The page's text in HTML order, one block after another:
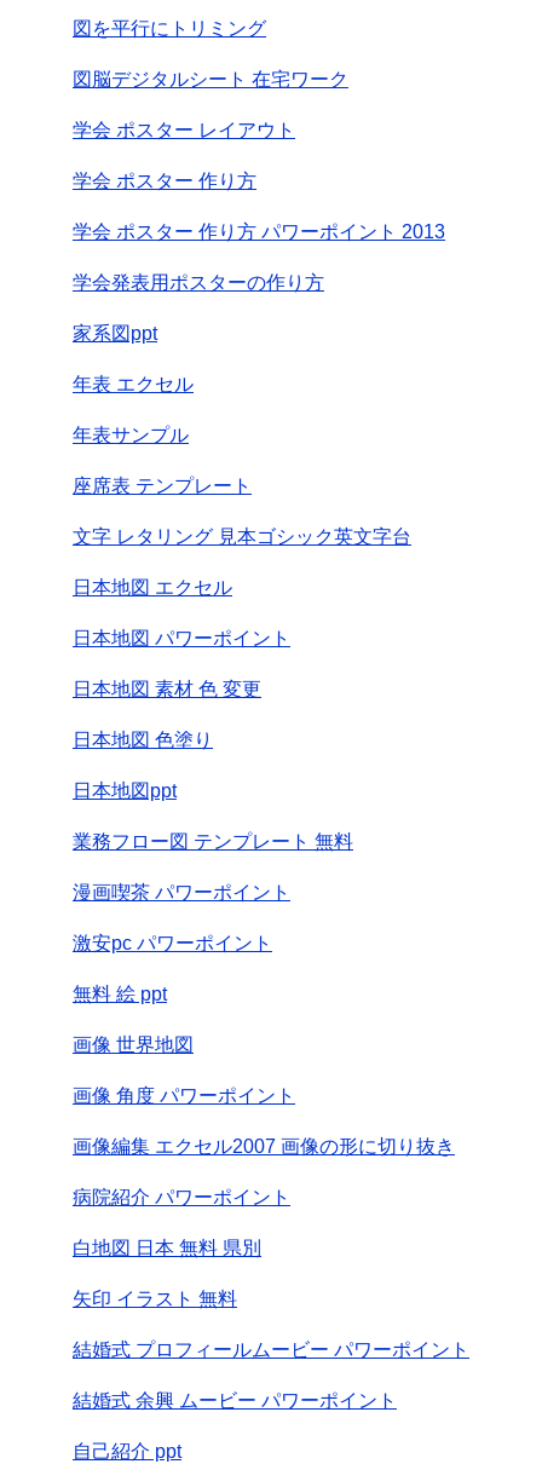
図を平行にトリミング
図脳デジタルシート 在宅ワーク
学会 ポスター レイアウト
学会 ポスター 作り方
学会 ポスター 作り方 パワーポイント 2013
学会発表用ポスターの作り方
家系図ppt
年表 エクセル
年表サンプル
座席表 テンプレート
文字 レタリング 見本ゴシック英文字台
日本地図 エクセル
日本地図 パワーポイント
日本地図 素材 色 変更
日本地図 色塗り
日本地図ppt
業務フロー図 テンプレート 無料
漫画喫茶 パワーポイント
激安pc パワーポイント
無料 絵 ppt
画像 世界地図
画像 角度 パワーポイント
画像編集 エクセル2007 画像の形に切り抜き
病院紹介 パワーポイント
白地図 日本 無料 県別
矢印 イラスト 無料
結婚式 プロフィールムービー パワーポイント
結婚式 余興 ムービー パワーポイント
自己紹介 ppt